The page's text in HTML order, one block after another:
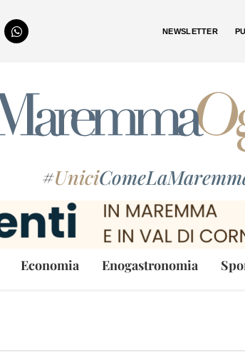
NEWSLETTER
#Unici
Economia Enogastronomia